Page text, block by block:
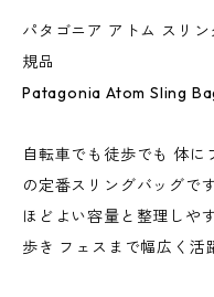
パタゴニア アトム スリ
規品
Patagonia Atom Sling
自転車でも徒歩でも 体
の定番スリングバッグで
ほどよい容量と整理しや
歩き フェスまで幅広く活